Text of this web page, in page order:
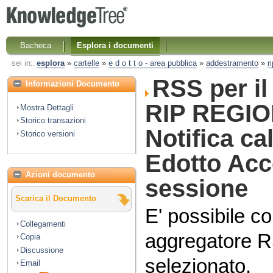
Bacheca
Esplora i documenti
sei in:: esplora» cartelle» e d o t t o - area pubblica» addestramento»
Informazioni Documento
Mostra Dettagli
Storico transazioni
Storico versioni
Azioni documento
Scarica il Documento
Collegamenti
Copia
Discussione
Email
RSS per
RIP
Notifica
Edotto
sessione
E' possibile
aggregatore
selezionato.